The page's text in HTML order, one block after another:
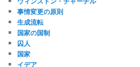
事情変更の原則
生成流転
国家の国制
囚人
国家
イデア